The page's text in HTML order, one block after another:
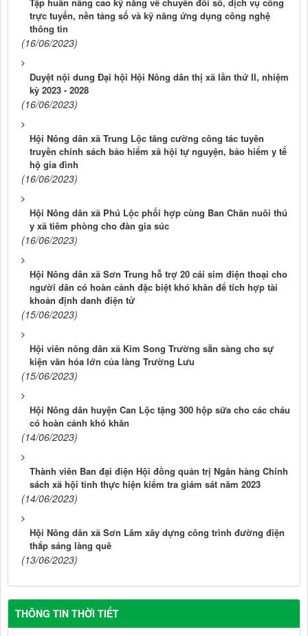
Tập huấn nâng cao kỹ năng về chuyển đổi số, dịch vụ công
trực tuyến, nền tảng số và kỹ năng ứng dụng công nghệ
thông tin
(16/06/2023)
Duyệt nội dung Đại hội Hội Nông dân thị xã lần thứ II, nhiệm
kỳ 2023 - 2028
(16/06/2023)
Hội Nông dân xã Trung Lộc tăng cường công tác tuyên
truyền chính sách bảo hiểm xã hội tự nguyện, bảo hiểm y tế
hộ gia đình
(16/06/2023)
Hội Nông dân xã Phú Lộc phối hợp cùng Ban Chăn nuôi thú
y xã tiêm phòng cho đàn gia súc
(16/06/2023)
Hội Nông dân xã Sơn Trung hỗ trợ 20 cái sim điện thoại cho
người dân có hoàn cảnh đặc biệt khó khăn để tích hợp tài
khoản định danh điện tử
(15/06/2023)
Hội viên nông dân xã Kim Song Trường sẵn sàng cho sự
kiện văn hóa lớn của làng Trường Lưu
(15/06/2023)
Hội Nông dân huyện Can Lộc tặng 300 hộp sữa cho các cháu
có hoàn cảnh khó khăn
(14/06/2023)
Thành viên Ban đại điện Hội đồng quản trị Ngân hàng Chính
sách xã hội tỉnh thực hiện kiểm tra giám sát năm 2023
(14/06/2023)
Hội Nông dân xã Sơn Lâm xây dựng công trình đường điện
thắp sáng làng quê
(13/06/2023)
THÔNG TIN THỜI TIẾT